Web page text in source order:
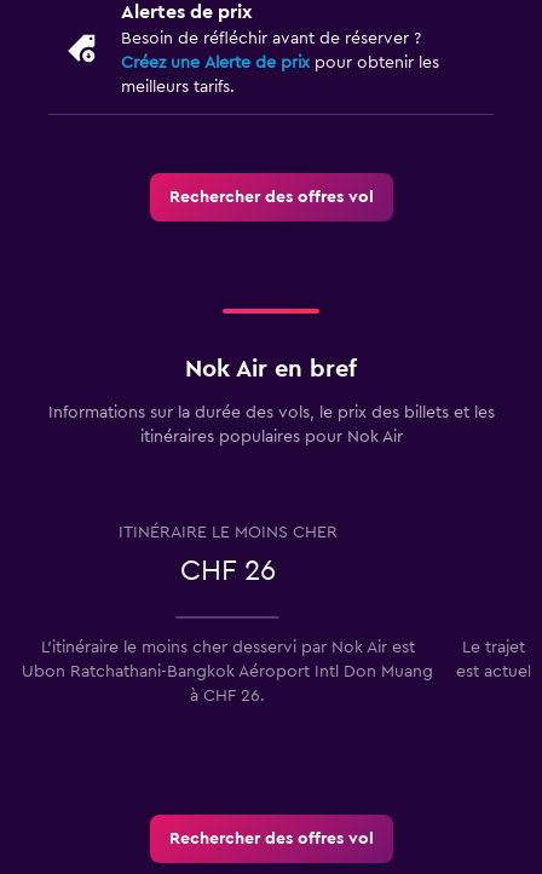
Alertes de prix
Besoin de réfléchir avant de réserver ?
Créez une Alerte de prix pour obtenir les
meilleurs tarifs.
Rechercher des offres vol
Nok Air en bref
Informations sur la durée des vols, le prix des billets et les
itinéraires populaires pour Nok Air
ITINÉRAIRE LE MOINS CHER
CHF 26
L’itinéraire le moins cher desservi par Nok Air est
Ubon Ratchathani-Bangkok Aéroport Intl Don Muang
à CHF 26.
Le trajet
est
Rechercher des offres vol